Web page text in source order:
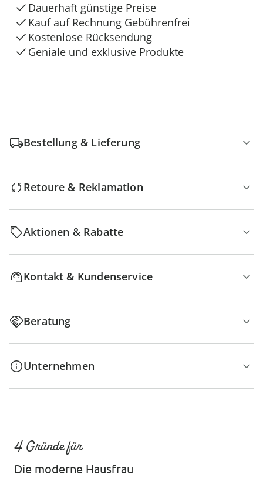
Dauerhaft günstige Preise
Kauf auf Rechnung Gebührenfrei
Kostenlose Rücksendung
Geniale und exklusive Produkte
Bestellung & Lieferung
Retoure & Reklamation
Aktionen & Rabatte
Kontakt & Kundenservice
Beratung
Unternehmen
4 Gründe für
Die moderne Hausfrau